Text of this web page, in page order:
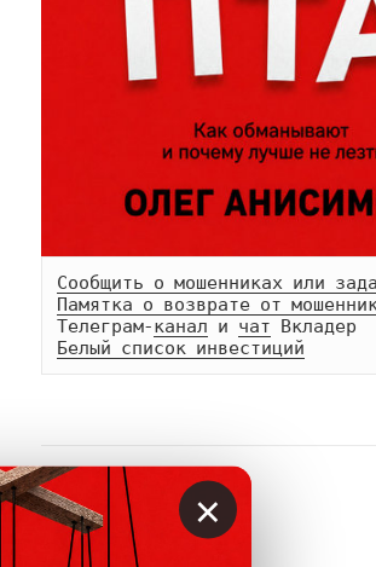
Сообщить о мошенниках или
Памятка о возврате от
Телеграм-канал и чат
Белый список инвестиций
АВТОР
Вкладер
×